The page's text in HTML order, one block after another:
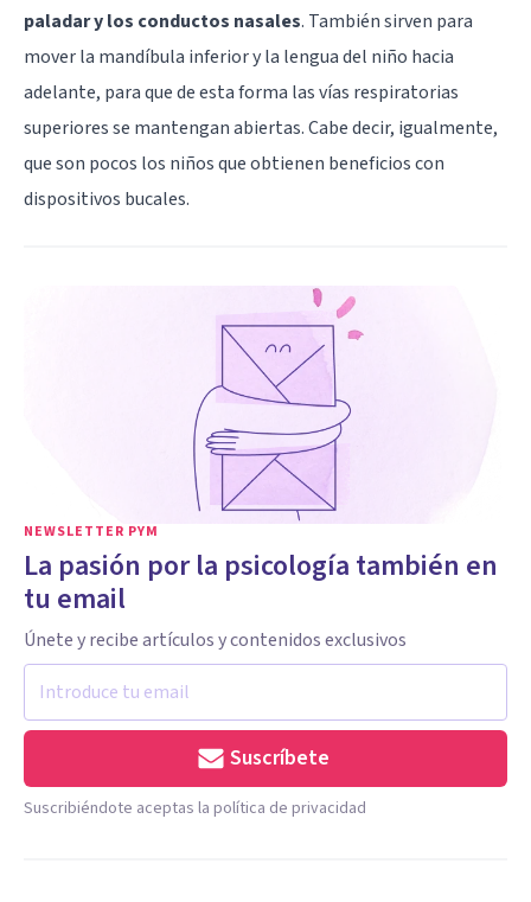
paladar y los conductos nasales. También sirven para
mover la mandíbula inferior y la lengua del niño hacia
adelante, para que de esta forma las vías respiratorias
superiores se mantengan abiertas. Cabe decir, igualmente,
que son pocos los niños que obtienen beneficios con
dispositivos bucales.
NEWSLETTER PYM
La pasión por la psicología también en
tu email
Únete y recibe artículos y contenidos exclusivos
Suscríbete
Suscribiéndote aceptas la política de privacidad